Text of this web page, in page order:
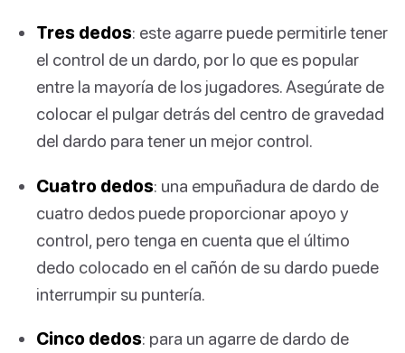
Tres dedos: este agarre puede permitirle tener
el control de un dardo, por lo que es popular
entre la mayoría de los jugadores. Asegúrate de
colocar el pulgar detrás del centro de gravedad
del dardo para tener un mejor control.
Cuatro dedos: una empuñadura de dardo de
cuatro dedos puede proporcionar apoyo y
control, pero tenga en cuenta que el último
dedo colocado en el cañón de su dardo puede
interrumpir su puntería.
Cinco dedos: para un agarre de dardo de